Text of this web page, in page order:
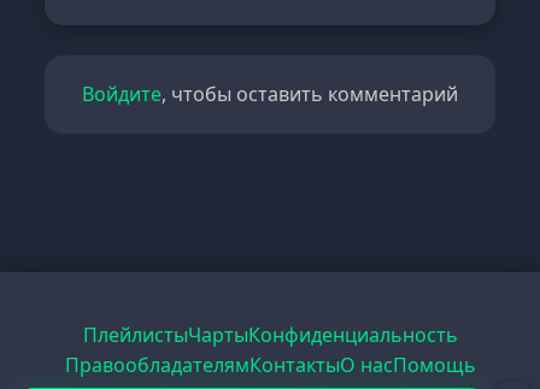
Войдите, чтобы оставить комментарий
ПлейлистыЧартыКонфиденциальность
ПравообладателямКонтактыО насПомощь